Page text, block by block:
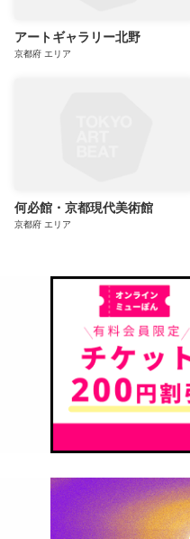
アートギャラリー北野
京都府 エリア
何必館・京都現代美術館
京都府 エリア